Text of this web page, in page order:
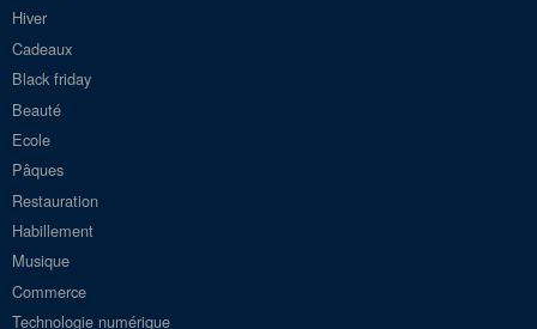
Hiver
Cadeaux
Black friday
Beauté
Ecole
Pâques
Restauration
Habillement
Musique
Commerce
Technologie numérique